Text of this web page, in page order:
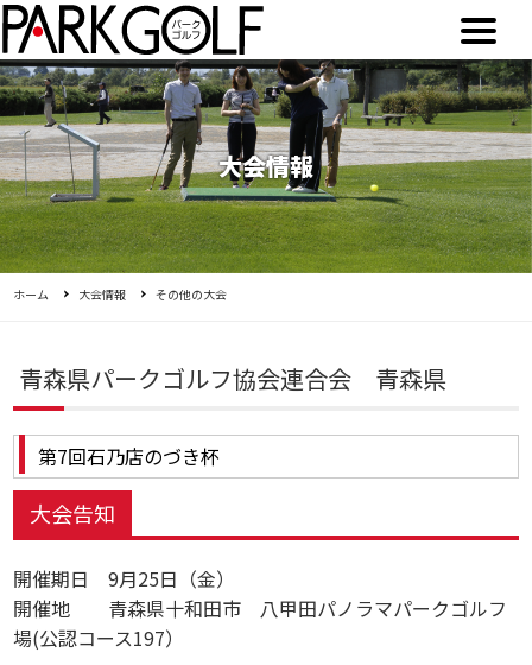
大会情報
ホーム 大会情報 その他の大会
青森県パークゴルフ協会連合会 青森県
第7回石乃店のづき杯
大会告知
開催期日 9月25日（金）
開催地 青森県十和田市 八甲田パノラマパークゴルフ
場(公認コース197）